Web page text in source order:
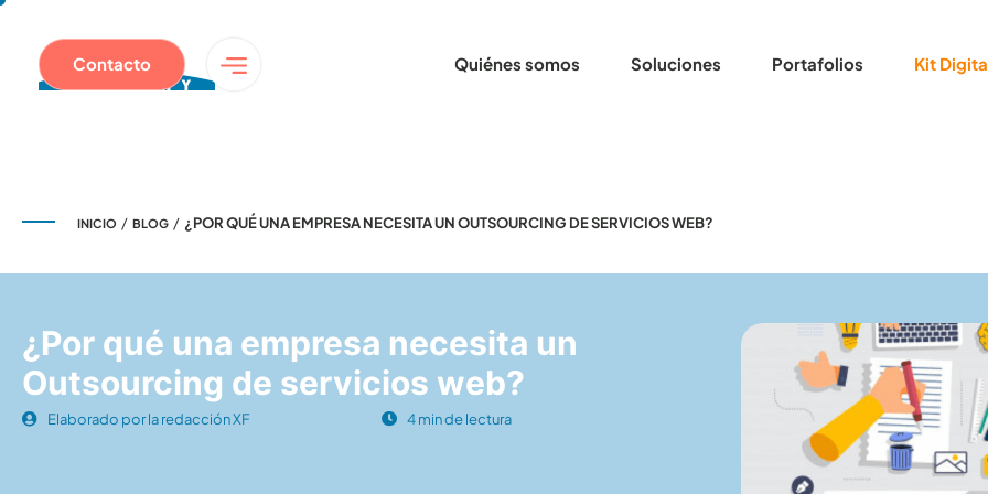
Quiénes somos Soluciones Portafolios Kit
Contacto
INICIO / BLOG / ¿POR QUÉ UNA EMPRESA NECESITA UN OUTSOURCING DE SERVICIOS WEB?
¿Por qué una empresa necesita un
Outsourcing de servicios web?
Elaborado por la redacción XF 4 min de lectura